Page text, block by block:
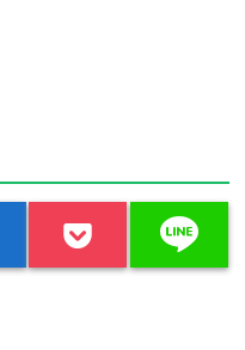
line